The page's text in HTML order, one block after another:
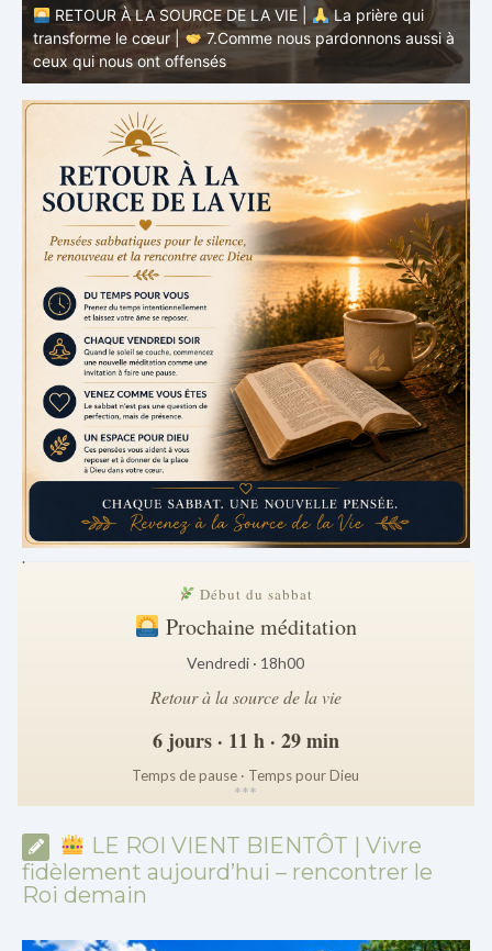
RETOUR À LA SOURCE DE LA VIE |
La prière qui
transforme le cœur |
7.Comme nous pardonnons aussi à
ceux qui nous ont offensés
.
Début du sabbat
Prochaine méditation
Vendredi · 18h00
Retour à la source de la vie
6 jours · 11 h · 29 min
Temps de pause · Temps pour Dieu
***
LE ROI VIENT BIENTÔT | Vivre
fidèlement aujourd’hui – rencontrer le
Roi demain